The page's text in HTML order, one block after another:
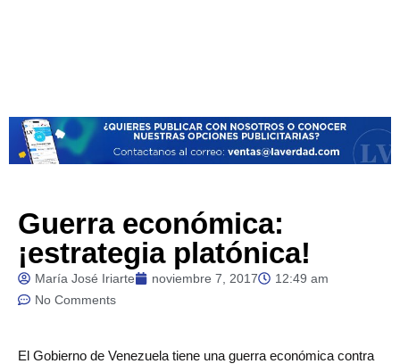
Guerra económica:
¡estrategia platónica!
María José Iriarte noviembre 7, 2017
12:49 am
No Comments
El Gobierno de Venezuela tiene una guerra económica contra